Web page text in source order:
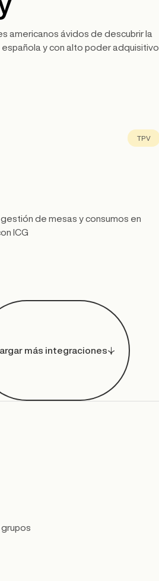
americanos ávidos de descubrir la
y con alto poder adquisitivo
TPV
de mesas y consumos en
ICG
más integraciones